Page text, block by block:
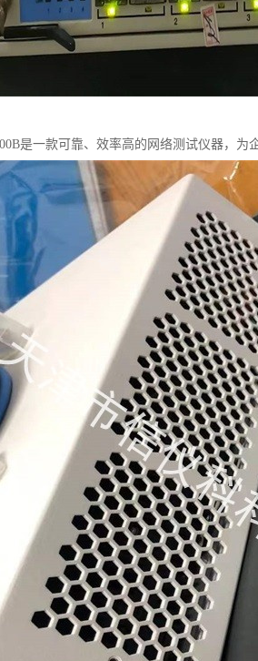
是一款可靠、效率高的网络测试仪器，